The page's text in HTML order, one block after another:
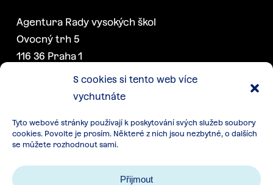
S cookies si tento web více
vychutnáte
Tyto webové stránky používají k poskytování svých služeb soubory
cookies. Povolte je prosím. Některé z nich jsou nezbytné, o dalších
se můžete rozhodnout sami.
Přijmout
Agentura Rady vysokých škol
Ovocný trh 5
116 36 Praha 1
DALŠÍ PROJEKTY SK RVŠ
Konference akademických
senátorek a senátorů